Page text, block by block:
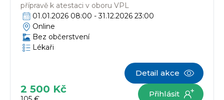
přípravě k atestaci v oboru VPL
01.01.2026 08:00 -31.12.2026 23:00
Online
Bez občerstvení
Lékaři
2 500 Kč
Detail akce
Přihlásit